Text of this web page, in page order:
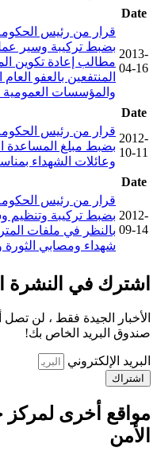
Date
2013-
04-16
بضبط تركيبة وسير
مطالب إعادة تكوين
المنتفعين بالعفو
والمؤسسات العمومية
Date
2012-
10-11 بضبط مبلغ المساعدة
وعائلات الشهداء
Date
2012-
09-14
بضبط تركيبة وتنظيم
بالنظر في ملفات
شهداء ومصابي الثورة
اشترك في النشرة
الأخبار الجيدة فقط ، لن
صندوق البريد الخاص بك!
البريد الإلكتروني
اشتراك
مواقع أخرى
الأمن